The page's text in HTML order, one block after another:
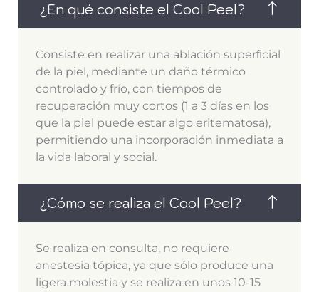
¿En qué consiste el Cool Peel?
Consiste en realizar una ablación superﬁcial
de la piel, mediante un daño térmico
controlado y frío, con tiempos de
recuperación muy cortos (1 a 3 días en los
que la piel puede estar algo eritematosa),
permitiendo una incorporación inmediata a
la vida laboral y social.
¿Cómo se realiza el Cool Peel?
Se realiza en consulta, no requiere
anestesia tópica, ya que sólo produce una
ligera molestia y se realiza en unos 10-15